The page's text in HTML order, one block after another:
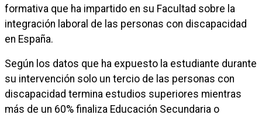
formativa que ha impartido en su Facultad sobre la
integración laboral de las personas con discapacidad
en España.
Según los datos que ha expuesto la estudiante durante
su intervención solo un tercio de las personas con
discapacidad termina estudios superiores mientras
más de un 60% finaliza Educación Secundaria o